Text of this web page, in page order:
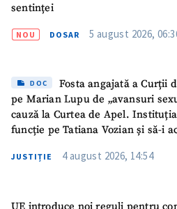
sentinței
NOU DOSAR 5 august 2026,
DOC
Fosta angajată a Curții
pe Marian Lupu de „avansuri
cauză la Curtea de Apel.
funcție pe Tatiana Vozian și să-i
JUSTIȚIE 4 august 2026, 14:54
UE introduce noi reguli pentru